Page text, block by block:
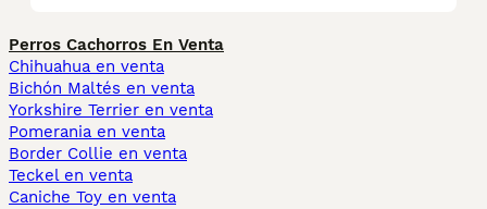
Perros Cachorros En Venta
Chihuahua en venta
Bichón Maltés en venta
Yorkshire Terrier en venta
Pomerania en venta
Border Collie en venta
Teckel en venta
Caniche Toy en venta